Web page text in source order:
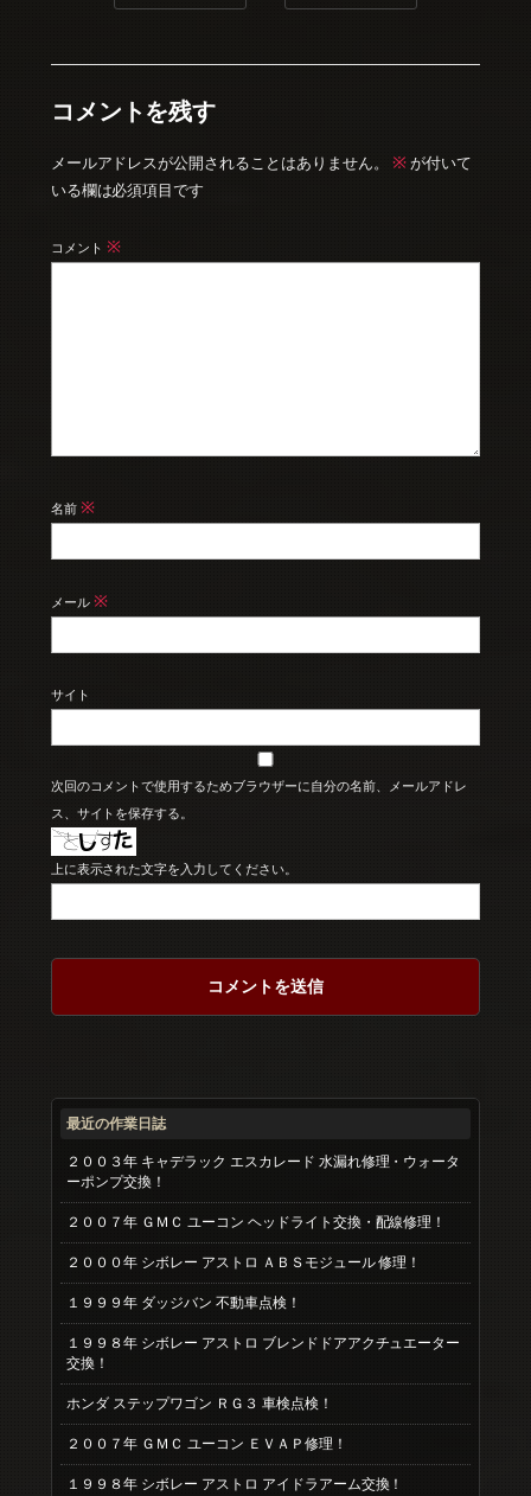
コメントを残す
メールアドレスが公開されることはありません。 ※ が付いて
いる欄は必須項目です
コメント ※
名前 ※
メール ※
サイト
次回のコメントで使用するためブラウザーに自分の名前、メールアドレ
ス、サイトを保存する。
上に表示された文字を入力してください。
最近の作業日誌
２００３年 キャデラック エスカレード 水漏れ修理・ウォータ
ーポンプ交換！
２００７年 ＧＭＣ ユーコン ヘッドライト交換・配線修理！
２０００年 シボレー アストロ ＡＢＳモジュール 修理！
１９９９年 ダッジバン 不動車点検！
１９９８年 シボレー アストロ ブレンドドアアクチュエーター
交換！
ホンダ ステップワゴン ＲＧ３ 車検点検！
２００７年 ＧＭＣ ユーコン ＥＶＡＰ修理！
１９９８年 シボレー アストロ アイドラアーム交換！